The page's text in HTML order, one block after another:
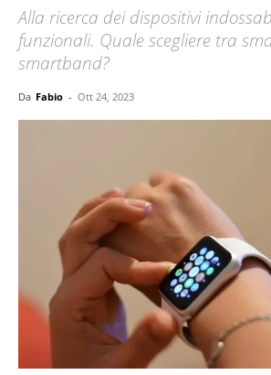
Alla ricerca dei dispositivi
funzionali. Quale scegliere tra
smartband?
Da Fabio - Ott 24, 2023